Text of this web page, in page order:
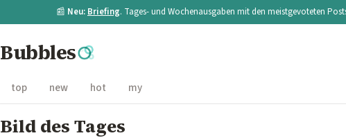
📰 Neu: Briefing. Tages- und Wochenausgaben mit den meistgevoteten
Bubbles
top new hot my
Bild des Tages